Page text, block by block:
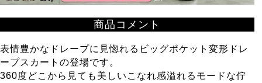
商品コメント
表情豊かなドレープに見惚れるビッグポケット変形ドレ
ープスカートの登場です。
360度どこから見ても美しいこなれ感溢れるモードな佇